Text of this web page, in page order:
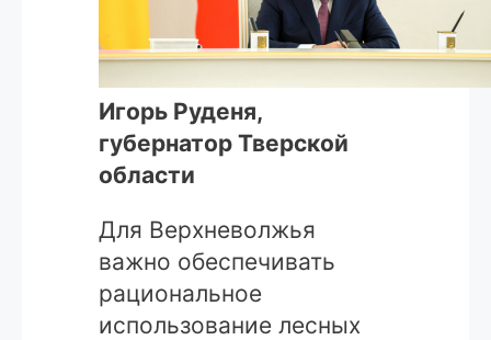
Игорь Руденя,
губернатор Тверской
области
Для Верхневолжья
важно обеспечивать
рациональное
использование лесных